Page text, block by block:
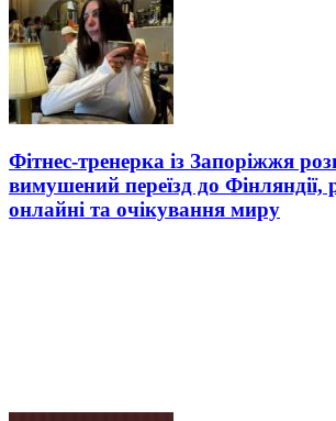
Фітнес-тренерка із Запоріжжя
вимушений переїзд до Фінляндії,
онлайні та очікування миру